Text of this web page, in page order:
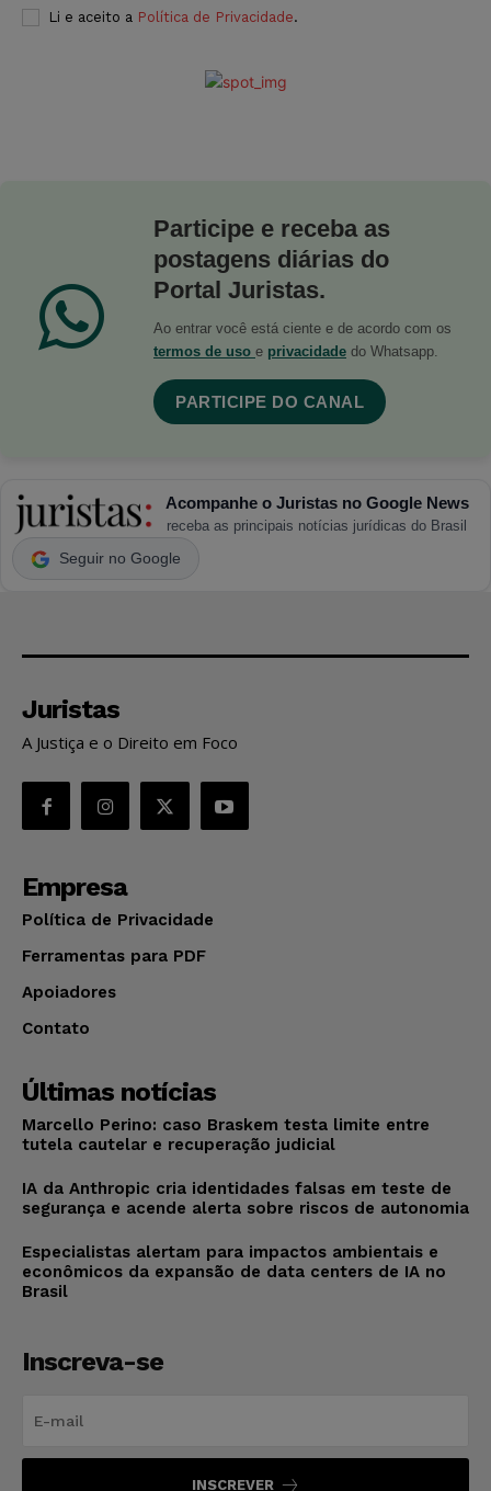
Li e aceito a Política de Privacidade.
Participe e receba as
postagens diárias do
Portal Juristas.
Ao entrar você está ciente e de acordo com os
termos de uso e privacidade do Whatsapp.
PARTICIPE DO CANAL
Acompanhe o Juristas no Google News
receba as principais notícias jurídicas do Brasil
Seguir no Google
Juristas
A Justiça e o Direito em Foco
Empresa
Política de Privacidade
Ferramentas para PDF
Apoiadores
Contato
Últimas notícias
Marcello Perino: caso Braskem testa limite entre
tutela cautelar e recuperação judicial
IA da Anthropic cria identidades falsas em teste de
segurança e acende alerta sobre riscos de autonomia
Especialistas alertam para impactos ambientais e
econômicos da expansão de data centers de IA no
Brasil
Inscreva-se
INSCREVER